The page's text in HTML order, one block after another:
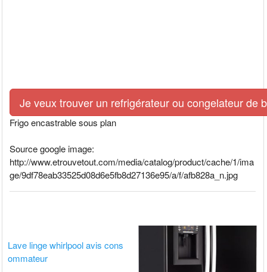
Je veux trouver un refrigérateur ou congelateur de
Frigo encastrable sous plan
Source google image:
http://www.etrouvetout.com/media/catalog/product/cache/1/ima
ge/9df78eab33525d08d6e5fb8d27136e95/a/f/afb828a_n.jpg
Lave linge whirlpool avis cons
ommateur